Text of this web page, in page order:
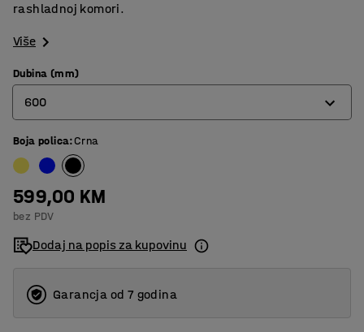
rashladnoj komori.
Više
Dubina (mm)
600
400
500
600
Boja polica:Crna
599,00 KM
bez PDV
Dodaj na popis za kupovinu
Garancja od 7 godina